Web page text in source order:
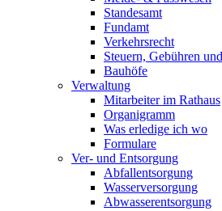
Standesamt
Fundamt
Verkehrsrecht
Steuern, Gebühren
Bauhöfe
Verwaltung
Mitarbeiter im Rathaus
Organigramm
Was erledige ich wo
Formulare
Ver- und Entsorgung
Abfallentsorgung
Wasserversorgung
Abwasserentsorgung